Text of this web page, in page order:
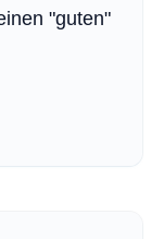
"guten"